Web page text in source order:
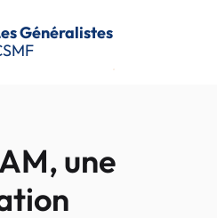
Généralistes
une